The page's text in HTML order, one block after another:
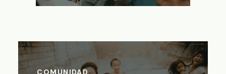
COMUNIDAD